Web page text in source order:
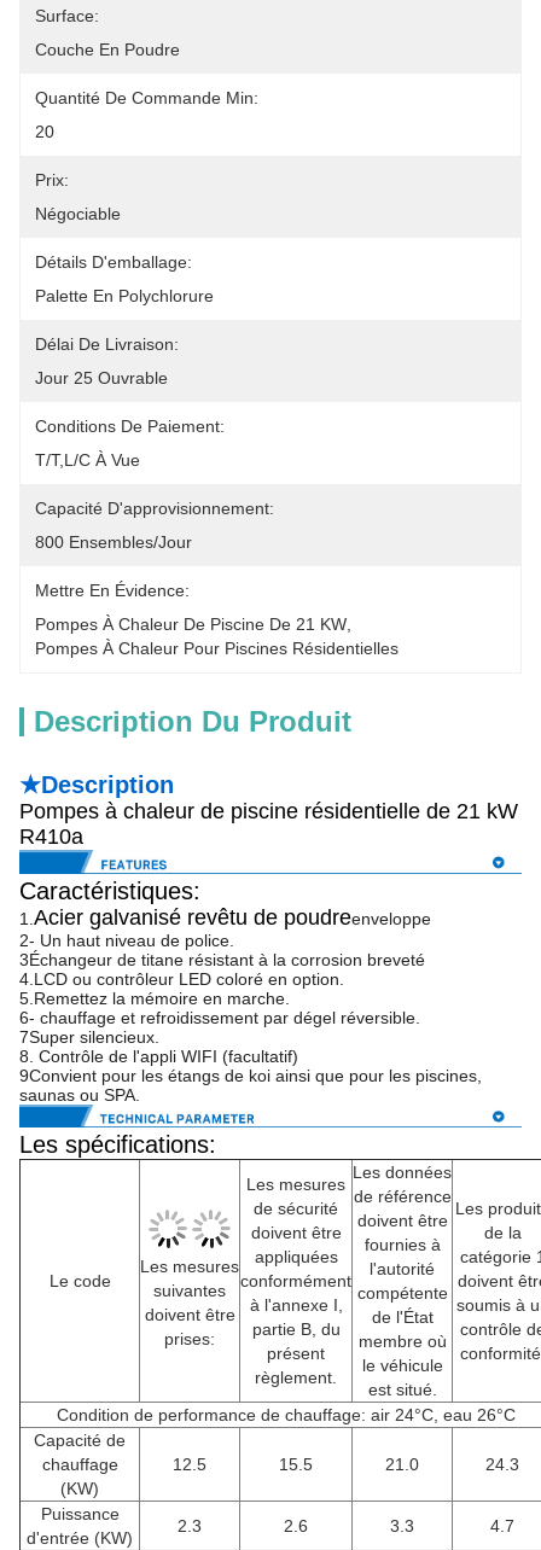
Surface:
Couche En Poudre
Quantité De Commande Min:
20
Prix:
Négociable
Détails D'emballage:
Palette En Polychlorure
Délai De Livraison:
Jour 25 Ouvrable
Conditions De Paiement:
T/T,L/C À Vue
Capacité D'approvisionnement:
800 Ensembles/jour
Mettre En Évidence:
Pompes À Chaleur De Piscine De 21 KW
Pompes À Chaleur Pour Piscines Résidentielles
Description Du Produit
★Description
Pompes à chaleur de piscine résidentielle de 21 kW
R410a
Caractéristiques:
1. Acier galvanisé revêtu de poudreenveloppe
2- Un haut niveau de police.
3Échangeur de titane résistant à la corrosion breveté
4.LCD ou contrôleur LED coloré en option.
5.Remettez la mémoire en marche.
6- chauffage et refroidissement par dégel réversible.
7Super silencieux.
8. Contrôle de l'appli WIFI (facultatif)
9Convient pour les étangs de koi ainsi que pour les piscines,
saunas ou SPA.
Les spécifications:
Le code
Les mesures
suivantes
doivent être
prises:
Les mesures
de sécurité
doivent être
appliquées
conformément
à l'annexe I,
partie B, du
présent
règlement.
Les données
de référence
doivent être
fournies à
l'autorité
compétente
de l'État
membre où
le véhicule
est situé.
Les
de la
catégorie
doivent
soumis à
contrôle
Condition de performance de chauffage: air 24°C, eau 26°C
Capacité de
chauffage
(KW)
12.5 15.5 21.0 24.3
Puissance
d'entrée (KW)
2.3 2.6 3.3
4.7